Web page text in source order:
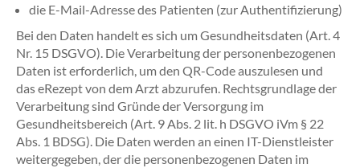
die E-Mail-Adresse des Patienten (zur Authentifizierung)
Bei den Daten handelt es sich um Gesundheitsdaten (Art. 4
Nr. 15 DSGVO). Die Verarbeitung der personenbezogenen
Daten ist erforderlich, um den QR-Code auszulesen und
das eRezept von dem Arzt abzurufen. Rechtsgrundlage der
Verarbeitung sind Gründe der Versorgung im
Gesundheitsbereich (Art. 9 Abs. 2 lit. h DSGVO iVm § 22
Abs. 1 BDSG). Die Daten werden an einen IT-Dienstleister
weitergegeben, der die personenbezogenen Daten im